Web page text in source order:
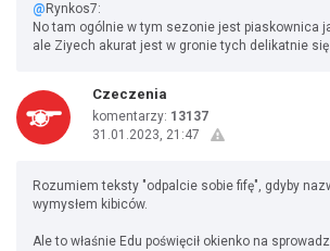
@ Rynkos7:
No tam ogólnie w tym sezonie jest piaskownica
ale Ziyech akurat jest w gronie tych delikatnie
Czeczenia
komentarzy: 13137
31.01.2023, 21:47
Rozumiem teksty "odpalcie sobie fifę", gdyby
wymysłem kibiców.
Ale to właśnie Edu poświęcił okienko na